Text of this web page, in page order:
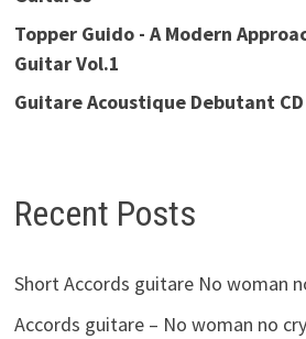
Topper Guido - A Modern
Guitar Vol.1
Guitare Acoustique Debutant CD
Recent Posts
Short Accords guitare No woman
Accords guitare – No woman no